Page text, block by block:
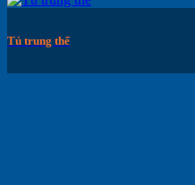
Tủ trung thế